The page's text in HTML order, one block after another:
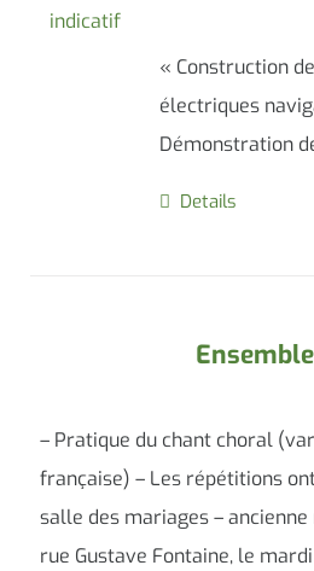
« Construction
électriques
Démonstration
Details
– Pratique du chant choral
française) – Les répétitions
salle des mariages –
rue Gustave Fontaine, le